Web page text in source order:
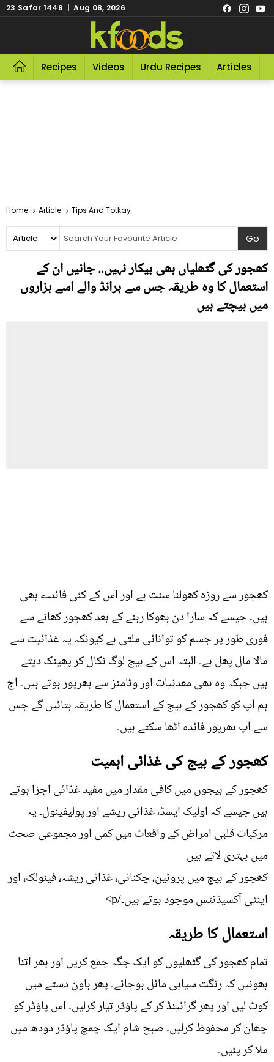
23 Safar 1448 | Aug 08, 2026
Recipes Videos Urdu Recipes Articles
Home Article Tips And Totkay
کھجور کی گٹھلیاں بھی بیکار نہیں.. جانیں ان کے
استعمال کا وہ طریقہ جس سے برانڈ والے اسے ہزاروں
میں بیچتے ہیں
کھجور سے روزہ کھولنا سنت ہے اور اس کے کئی فائدے بھی
ہیں۔ جیسے کہ سارا دن بھوکا رہنے کے بعد کھجور کھانے سے
فوری طور پر جسم کو توانائی ملتی ہے کیونکہ یہ غذائیت سے
مالا مال پھل ہے۔ البتہ اس کے بیج لوگ نکال کر پھینک دیتے
ہیں جبکہ وہ بھی معدنیات اور وٹامنز سے بھرپور ہوتے ہیں۔ آج
ہم آپ کو کھجور کے بیج کے استعمال کا طریقہ بتائیں گے جس
سے آپ بھرپور فائدہ اٹھا سکتے ہیں۔
کھجور کے بیج کی غذائی اہمیت
کھجور کے بیجوں میں کافی مقدار میں مفید غذائی اجزا ہوتے
ہیں جیسے کہ اولیک ایسڈ، غذائی ریشے اور پولیفینول۔ یہ
مرکبات قلبی امراض کے واقعات میں کمی اور مجموعی صحت
میں بہتری لاتے ہیں
کھجور کے بیج میں پروٹین، چکنائی، غذائی ریشہ، فینولک، اور
اینٹی آکسیڈنٹس موجود ہوتے ہیں۔/p>
استعمال کا طریقہ
تمام کھجور کی گٹھلیوں کو ایک جگہ جمع کریں اور ہھر اتنا
بھونیں کہ رنگت سیاہی مائل ہوجائے۔ پھر ہاون دستے میں
کوٹ لیں اور پھر گرائینڈ کر کے پاؤڈر تیار کرلیں۔ اس پاؤڈر کو
چھان کر محفوظ کرلیں۔ صبح شام ایک چمچ پاؤڈر دودھ میں
ملا کر پئیں۔